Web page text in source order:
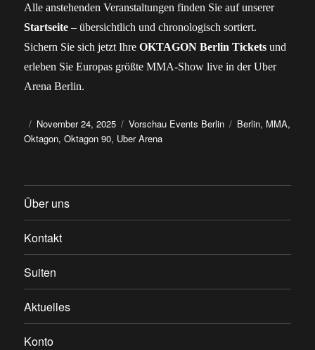
Alle anstehenden Veranstaltungen finden Sie auf unserer
Startseite – übersichtlich und chronologisch sortiert.
Sichern Sie sich jetzt IhreOKTAGON Berlin Tickets und
erleben Sie Europas größte MMA-Show live in der Uber
Arena Berlin.
AutorVeröffentlicht
am
November 24, 2025 Kategorien
Vorschau Events Berlin Schlagwörter
Berlin, MMA,
Oktagon,Oktagon 90, Uber Arena
Über uns
Kontakt
Suiten
Aktuelles
Konto